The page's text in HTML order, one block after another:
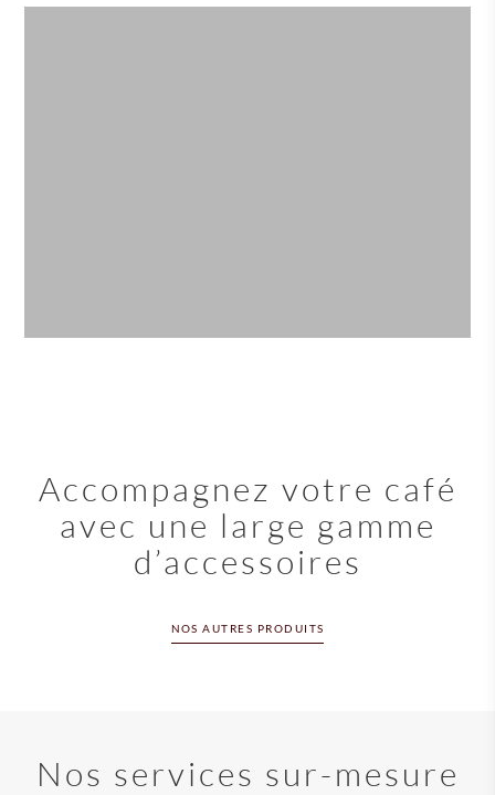
Accompagnez votre café
avec une large gamme
d’accessoires
NOS AUTRES PRODUITS
Nos services sur-mesure